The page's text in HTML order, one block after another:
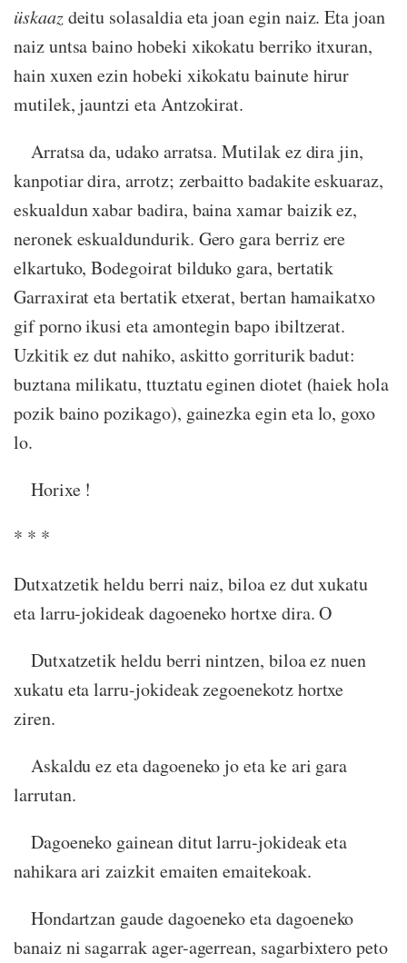
üskaazdeitu solasaldia eta joan egin naiz. Eta joan
naiz untsa baino hobeki xikokatu berriko itxuran,
hain xuxen ezin hobeki xikokatu bainute hirur
mutilek, jauntzi eta Antzokirat.
Arratsa da, udako arratsa. Mutilak ez dira jin,
kanpotiar dira, arrotz; zerbaitto badakite eskuaraz,
eskualdun xabar badira, baina xamar baizik ez,
neronek eskualdundurik. Gero gara berriz ere
elkartuko, Bodegoirat bilduko gara, bertatik
Garraxirat eta bertatik etxerat, bertan hamaikatxo
gif porno ikusi eta amontegin bapo ibiltzerat.
Uzkitik ez dut nahiko, askitto gorriturik badut:
buztana milikatu, ttuztatu eginen diotet (haiek hola
pozik baino pozikago), gainezka egin eta lo, goxo
lo.
Horixe !
* * *
Dutxatzetik heldu berri naiz, biloa ez dut xukatu
eta larru-jokideak dagoeneko hortxe dira. O
Dutxatzetik heldu berri nintzen, biloa ez nuen
xukatu eta larru-jokideak zegoenekotz hortxe
ziren.
Askaldu ez eta dagoeneko jo eta ke ari gara
larrutan.
Dagoeneko gainean ditut larru-jokideak eta
nahikara ari zaizkit emaiten emaitekoak.
Hondartzan gaude dagoeneko eta dagoeneko
banaiz ni sagarrak ager-agerrean, sagarbixtero peto